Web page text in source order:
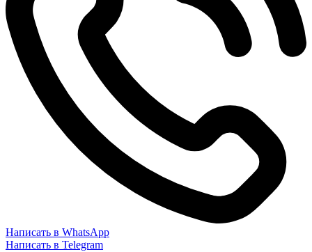
Написать в WhatsApp
Написать в Telegram